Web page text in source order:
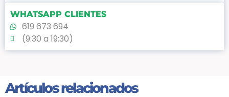
WHATSAPP CLIENTES
619 673 694
(9:30 a 19:30)
Artículos relacionados